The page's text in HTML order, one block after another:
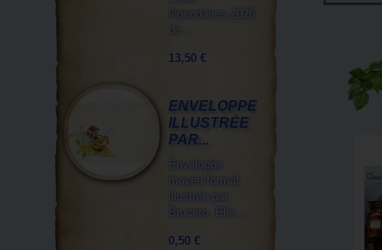
légendaires 2026
de...
13,50 €
ENVELOPPE
ILLUSTRÉE
PAR...
Enveloppe
moyen format
illustrée par
Brucero. Elle...
0,50 €